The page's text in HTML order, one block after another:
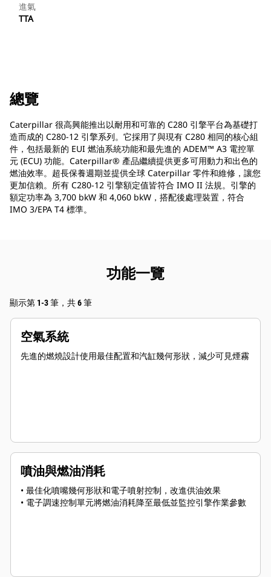
進氣
TTA
總覽
Caterpillar 很高興能推出以耐用和可靠的 C280 引擎平台為基礎打
造而成的 C280-12 引擎系列。它採用了與現有 C280 相同的核心組
件，包括最新的 EUI 燃油系統功能和最先進的 ADEM™ A3 電控單
元 (ECU) 功能。Caterpillar® 產品繼續提供更多可用動力和出色的
燃油效率。超長保養週期並提供全球 Caterpillar 零件和維修，讓您
更加信賴。所有 C280-12 引擎額定值皆符合 IMO II 法規。引擎的
額定功率為 3,700 bkW 和 4,060 bkW，搭配後處理裝置，符合
IMO 3/EPA T4 標準。
功能一覽
顯示第 1-3 筆，共 6 筆
空氣系統
先進的燃燒設計使用最佳配置和汽缸幾何形狀，減少可見煙霧
噴油與燃油消耗
• 最佳化噴嘴幾何形狀和電子噴射控制，改進供油效果
• 電子調速控制單元將燃油消耗降至最低並監控引擎作業參數